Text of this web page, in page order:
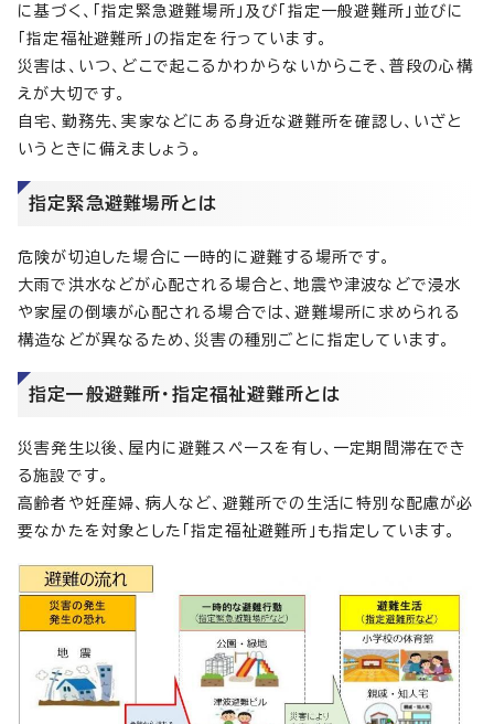
に基づく、「指定緊急避難場所」及び「指定一般避難所」並びに
「指定福祉避難所」の指定を行っています。
災害は、いつ、どこで起こるかわからないからこそ、普段の心構
えが大切です。
自宅、勤務先、実家などにある身近な避難所を確認し、いざと
いうときに備えましょう。
指定緊急避難場所とは
危険が切迫した場合に一時的に避難する場所です。
大雨で洪水などが心配される場合と、地震や津波などで浸水
や家屋の倒壊が心配される場合では、避難場所に求められる
構造などが異なるため、災害の種別ごとに指定しています。
指定一般避難所・指定福祉避難所とは
災害発生以後、屋内に避難スペースを有し、一定期間滞在でき
る施設です。
高齢者や妊産婦、病人など、避難所での生活に特別な配慮が必
要なかたを対象とした「指定福祉避難所」も指定しています。